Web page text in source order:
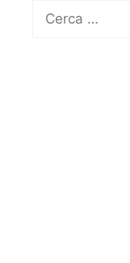
Cerca: